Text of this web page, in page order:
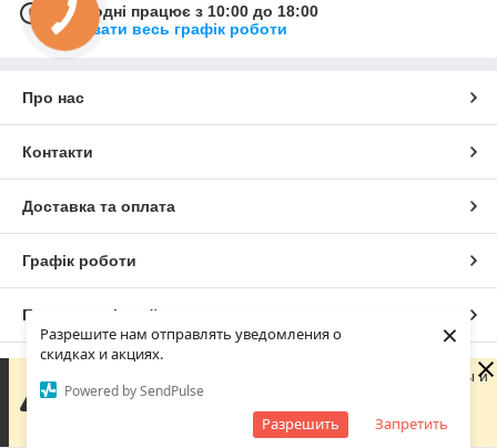
Разрешите нам отправлять уведомления о
скидках и акциях.
Powered by SendPulse
Запретить
Разрешить
×
Сьогодні працює з 10:00 до 18:00
Показати весь графік роботи
Про нас
Контакти
Доставка та оплата
Графік роботи
Повна версія сайту
Сейчас компания не может быстро обрабатывать заказы и
сообщения, поскольку по ее графику работы сегодня
выходной. Ваша заявка будет обработана в ближайший